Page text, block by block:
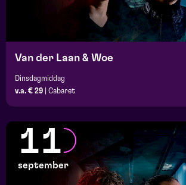
Van der Laan & Woe
Dinsdagmiddag
v.a. € 29
Cabaret
11
september